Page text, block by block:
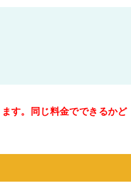
す。同じ料金でできるかど